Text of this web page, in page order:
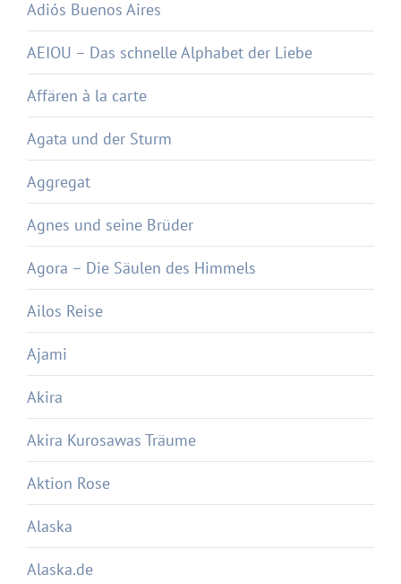
Adiós Buenos Aires
AEIOU – Das schnelle Alphabet der Liebe
Affären à la carte
Agata und der Sturm
Aggregat
Agnes und seine Brüder
Agora – Die Säulen des Himmels
Ailos Reise
Ajami
Akira
Akira Kurosawas Träume
Aktion Rose
Alaska
Alaska.de